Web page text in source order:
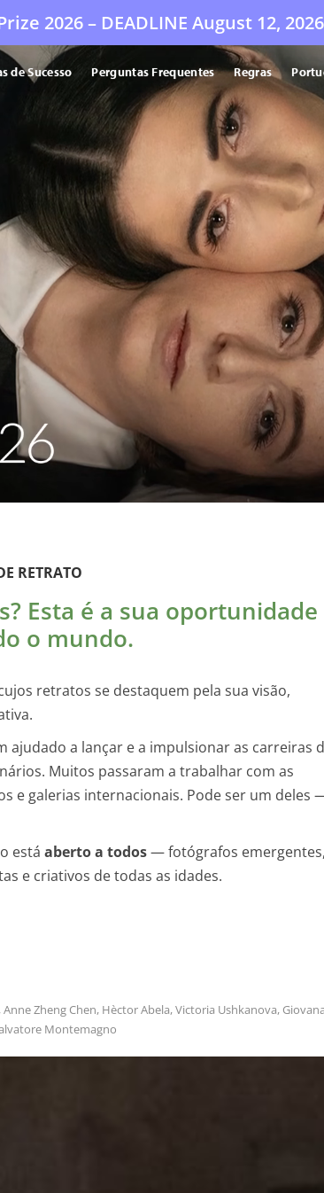
2026 – DEADLINE August 12, 2026
de Sucesso Perguntas Frequentes Regras
RETRATO
Esta é a sua oportunidade
o mundo.
retratos se destaquem pela sua visão,
ajudado a lançar e a impulsionar as carreiras
Muitos passaram a trabalhar com as
e galerias internacionais. Pode ser um deles
está aberto a todos— fotógrafos emergentes,
e criativos de todas as idades.
Zheng Chen, Hèctor Abela, Victoria Ushkanova,
Montemagno